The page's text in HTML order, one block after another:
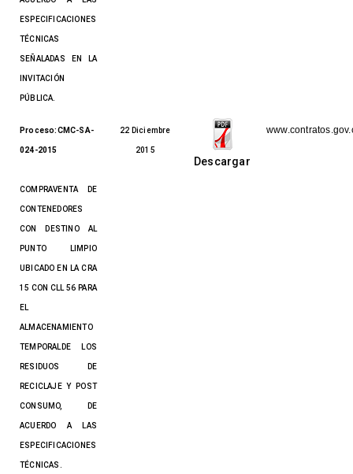
ESPECIFICACIONES
TÉCNICAS
SEÑALADAS EN LA
INVITACIÓN
PÚBLICA.
Proceso:CMC-SA-
024-2015
COMPRAVENTA DE
CONTENEDORES
CON DESTINO AL
PUNTO LIMPIO
UBICADO EN LA CRA
15 CON CLL 56 PARA
EL
ALMACENAMIENTO
TEMPORALDE LOS
RESIDUOS DE
RECICLAJE Y POST
CONSUMO, DE
ACUERDO A LAS
ESPECIFICACIONES
TÉCNICAS.
22 Diciembre
2015
Descargar